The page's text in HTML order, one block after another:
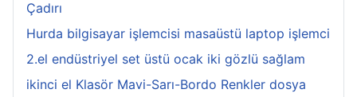
Çadırı
Hurda bilgisayar işlemcisi masaüstü laptop işlemci
2.el endüstriyel set üstü ocak iki gözlü sağlam
ikinci el Klasör Mavi-Sarı-Bordo Renkler dosya